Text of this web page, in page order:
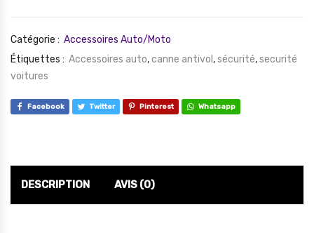
Catégorie : Accessoires Auto/Moto
Étiquettes : Accessoires auto,canne antivol ,sécurité,securité
voitures
Facebook Twitter Pinterest Whatsapp
DESCRIPTION AVIS (0)